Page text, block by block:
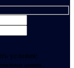
условия:
данных